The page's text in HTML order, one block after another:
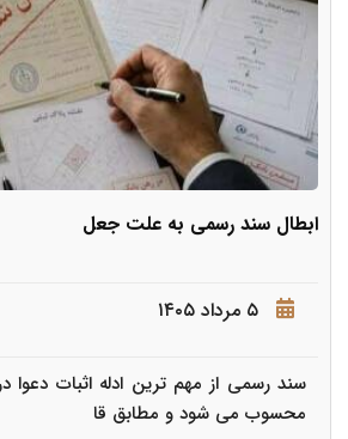
ابطال سند رسمی به علت جعل
۵ مرداد ۱۴۰۵
سند رسمی از مهم ترین ادله اثبات دعوا
محسوب می شود و مطابق قا